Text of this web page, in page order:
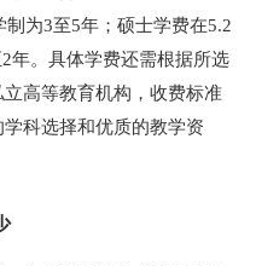
为3至5年；硕士学费在5.2
年。具体学费还需根据所选
高等教育机构，收费标准
科选择和优质的教学资